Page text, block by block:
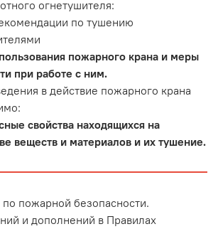
огнетушителя:
по тушению
пожарного крана и меры
при работе с ним.
в действие пожарного крана
свойства находящихся на
веществ и материалов и их тушение.
пожарной безопасности.
и дополнений в Правилах